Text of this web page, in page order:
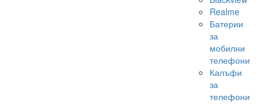
Realme
Батерии
за
мобилни
телефони
Калъфи
за
телефони